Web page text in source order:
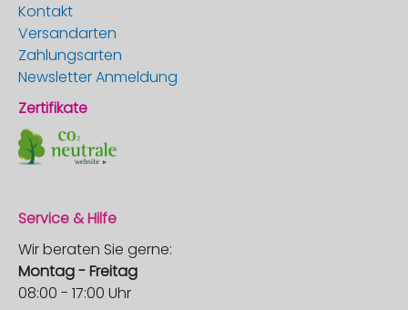
Kontakt
Versandarten
Zahlungsarten
Newsletter Anmeldung
Zertifikate
Service & Hilfe
Wir beraten Sie gerne:
Montag - Freitag
08:00 - 17:00 Uhr